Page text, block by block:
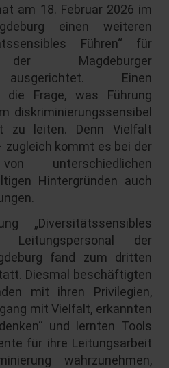
am 18. Februar 2026 im
einen weiteren
Führen“ für
der Magdeburger
ausgerichtet. Einen
die Frage, was Führung
diskriminierungssensibel
zu leiten. Denn Vielfalt
zugleich kommt es bei der
unterschiedlichen
Hintergründen auch
„Diversitätssensibles
der
fand zum dritten
Diesmal beschäftigten
mit ihren Privilegien,
mit Vielfalt, erkannten
und lernten Tools
für ihre Leitungsarbeit
wahrzunehmen,